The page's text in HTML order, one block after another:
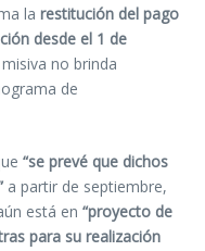
la restitución del pago
desde el 1 de
no brinda
de
“se prevé que dichos
a partir de septiembre,
está en “proyecto de
para su realización